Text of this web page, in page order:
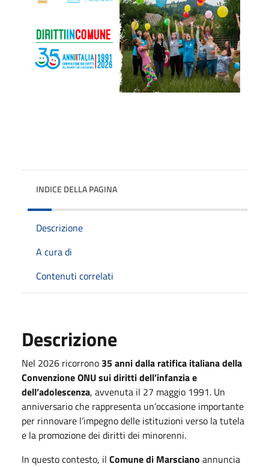
INDICE DELLA PAGINA
Descrizione
A cura di
Contenuti correlati
Descrizione
Nel 2026 ricorrono 35 anni dalla ratifica italiana della
Convenzione ONU sui diritti dell’infanzia e
dell’adolescenza, avvenuta il 27 maggio 1991. Un
anniversario che rappresenta un’occasione importante
per rinnovare l’impegno delle istituzioni verso la tutela
e la promozione dei diritti dei minorenni.
In questo contesto, il Comune di Marsciano annuncia